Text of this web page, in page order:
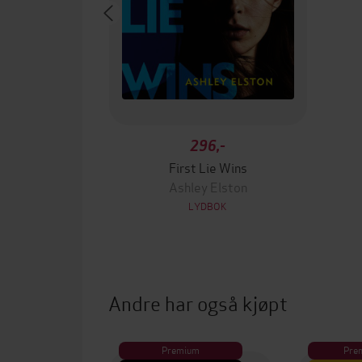
296,-
First Lie Wins
Ashley Elston
LYDBOK
Andre har også kjøpt
Premium